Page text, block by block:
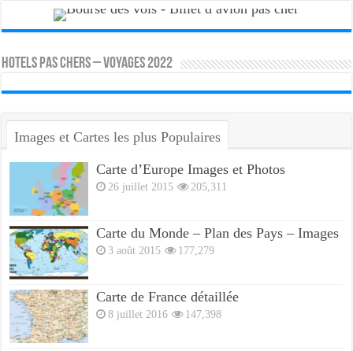
HOTELS PAS CHERS – VOYAGES 2022
Images et Cartes les plus Populaires
Carte d’Europe Images et Photos
26 juillet 2015 205,311
Carte du Monde – Plan des Pays – Images
3 août 2015 177,279
Carte de France détaillée
8 juillet 2016 147,398